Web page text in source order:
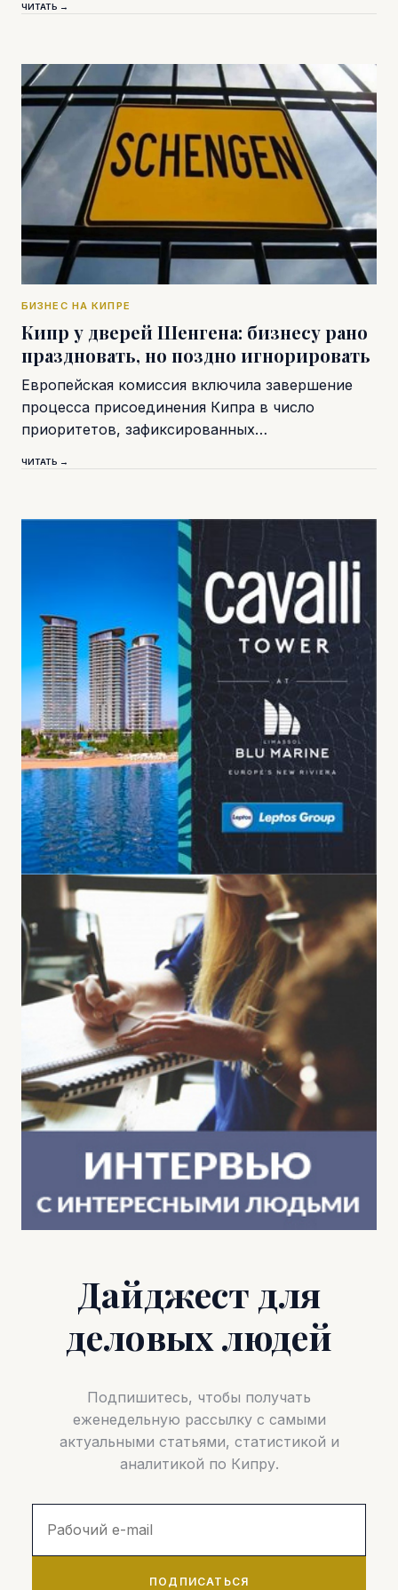
ЧИТАТЬ →
БИЗНЕС НА КИПРЕ
Кипр у дверей Шенгена: бизнесу рано
праздновать, но поздно игнорировать
Европейская комиссия включила завершение
процесса присоединения Кипра в число
приоритетов, зафиксированных…
ЧИТАТЬ →
Дайджест для
деловых людей
Подпишитесь, чтобы получать
еженедельную рассылку с самыми
актуальными статьями, статистикой и
аналитикой по Кипру.
ПОДПИСАТЬСЯ